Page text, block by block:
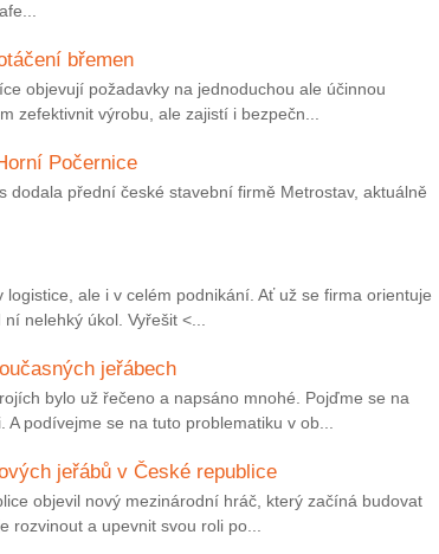
břemen
objevují požadavky na jednoduchou ale účinnou
zefektivnit výrobu, ale zajistí i bezpečn...
Počernice
dodala přední české stavební firmě Metrostav, aktuálně
ale i v celém podnikání. Ať už se firma orientuje
nelehký úkol. Vyřešit <...
jeřábech
bylo už řečeno a napsáno mnohé. Pojďme se na
podívejme se na tuto problematiku v ob...
jeřábů v České republice
objevil nový mezinárodní hráč, který začíná budovat
rozvinout a upevnit svou roli po...